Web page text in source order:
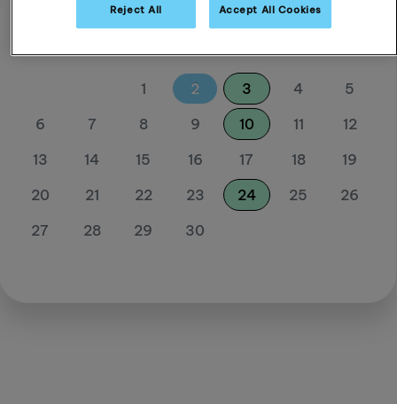
September 26
1 2 3 4
5
6
7 8 9 10 11
12
13
14 15 16 17 18
19
20
21 22 23 24 25
26
27
28 29 30
Reject All Accept All Cookies